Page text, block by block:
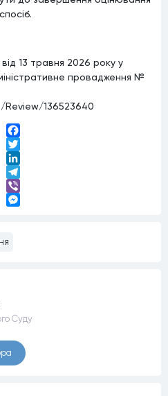
13 травня 2026 року у
провадження №
136523640
Facebook
Twitter
LinkedIn
Telegram
Viber
Суду